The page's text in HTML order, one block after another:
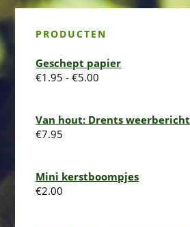
PRODUCTEN
Geschept papier
€1.95 - €5.00
€5.00
Van hout: Drents weerbericht
€7.95
Mini kerstboompjes
€2.00